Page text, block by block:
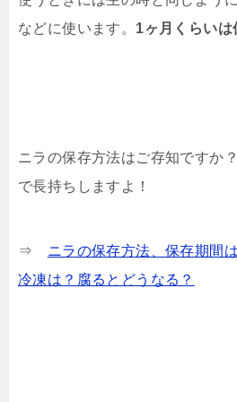
などに使います。 1ヶ月くらいは
ニラの保存方法はご存知ですか
で長持ちしますよ！
⇒ ニラの保存方法、保存期間
冷凍は？腐るとどうなる？